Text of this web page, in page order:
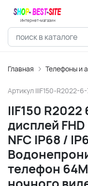
Интернет-магазин
Главная Телефоны и
Артикул IIIF150-R2022-
IIF150
дисплей FHD
NFC IP68 /
телефон